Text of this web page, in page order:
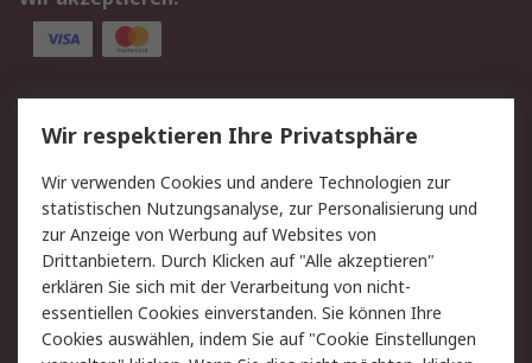
Service
Value Added Services
Lieferlösungen
Rücksendungen
Kontakt
Hilfe
Privatkunden
Rechtliches
AGB
Datenschutz
Cookie-Richtlinie
Zahlungsbedingungen
Wir respektieren Ihre Privatsphäre
Wir verwenden Cookies und andere Technologien zur
statistischen Nutzungsanalyse, zur Personalisierung und
zur Anzeige von Werbung auf Websites von
Drittanbietern. Durch Klicken auf "Alle akzeptieren"
erklären Sie sich mit der Verarbeitung von nicht-
essentiellen Cookies einverstanden. Sie können Ihre
Cookies auswählen, indem Sie auf "Cookie Einstellungen